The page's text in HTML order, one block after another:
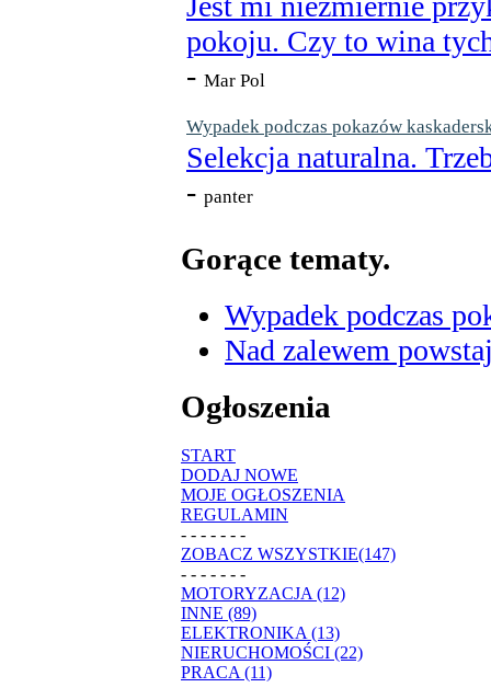
pokoju. Czy to wina
- Mar Pol
Wypadek podczas pokazów
Selekcja naturalna.
- panter
Gorące tematy.
Wypadek podczas
Nad zalewem
Ogłoszenia
START
DODAJ NOWE
MOJE OGŁOSZENIA
REGULAMIN
- - - - - - -
ZOBACZ WSZYSTKIE(147)
- - - - - - -
MOTORYZACJA (12)
INNE (89)
ELEKTRONIKA (13)
NIERUCHOMOŚCI (22)
PRACA (11)